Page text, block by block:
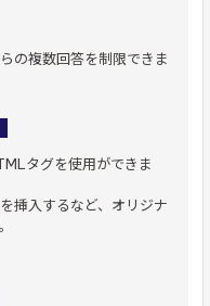
の複数回答を制限できま
タグを使用ができま
挿入するなど、オリジナ